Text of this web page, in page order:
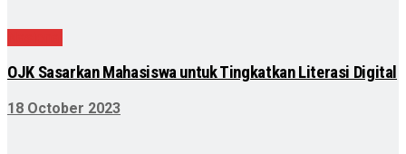
OJK Sasarkan Mahasiswa untuk Tingkatkan Literasi Digital
18 October 2023